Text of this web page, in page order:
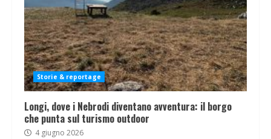
Storie & reportage
Longi, dove i Nebrodi diventano avventura: il borgo
che punta sul turismo outdoor
4 giugno 2026